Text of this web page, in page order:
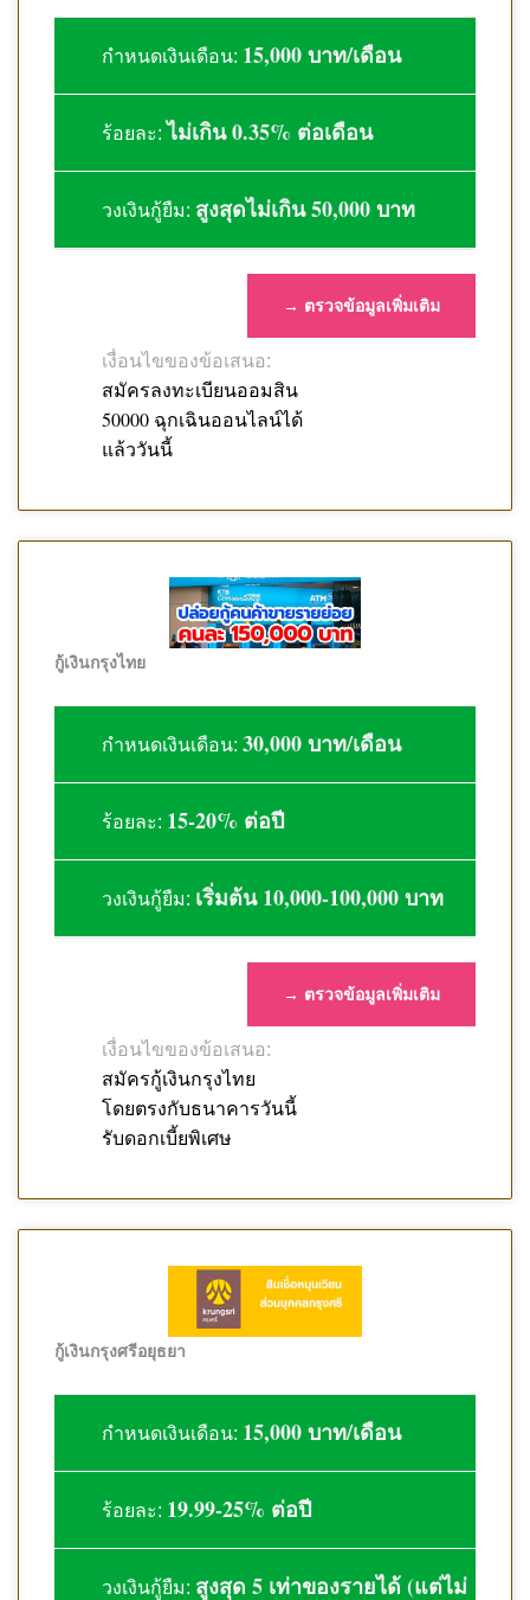
กำหนดเงินเดือน: 15,000 บาท/เดือน
ร้อยละ: ไม่เกิน 0.35% ต่อเดือน
วงเงินกู้ยืม: สูงสุดไม่เกิน 50,000 บาท
→ ตรวจข้อมูลเพิ่มเติม
เงื่อนไขของข้อเสนอ:
สมัครลงทะเบียนออมสิน
50000 ฉุกเฉินออนไลน์ได้
แล้ววันนี้
กู้เงินกรุงไทย
กำหนดเงินเดือน: 30,000 บาท/เดือน
ร้อยละ: 15-20% ต่อปี
วงเงินกู้ยืม: เริ่มต้น 10,000-100,000 บาท
→ ตรวจข้อมูลเพิ่มเติม
เงื่อนไขของข้อเสนอ:
สมัครกู้เงินกรุงไทย
โดยตรงกับธนาคารวันนี้
รับดอกเบี้ยพิเศษ
กู้เงินกรุงศรีอยุธยา
กำหนดเงินเดือน: 15,000 บาท/เดือน
ร้อยละ: 19.99-25% ต่อปี
วงเงินกู้ยืม: สูงสุด 5 เท่าของรายได้ (แต่ไม่